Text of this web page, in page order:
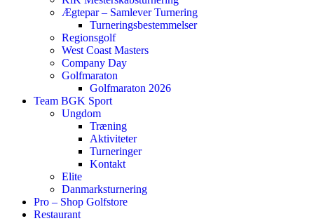
Ægtepar – Samlever Turnering
Turneringsbestemmelser
Regionsgolf
West Coast Masters
Company Day
Golfmaraton
Golfmaraton 2026
Team BGK Sport
Ungdom
Træning
Aktiviteter
Turneringer
Kontakt
Elite
Danmarksturnering
Pro – Shop Golfstore
Restaurant